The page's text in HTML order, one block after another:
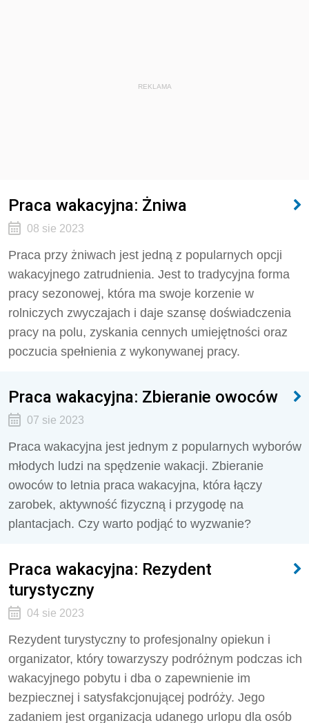
REKLAMA
Praca wakacyjna: Żniwa
08 sie 2023
Praca przy żniwach jest jedną z popularnych opcji
wakacyjnego zatrudnienia. Jest to tradycyjna forma
pracy sezonowej, która ma swoje korzenie w
rolniczych zwyczajach i daje szansę doświadczenia
pracy na polu, zyskania cennych umiejętności oraz
poczucia spełnienia z wykonywanej pracy.
Praca wakacyjna: Zbieranie owoców
07 sie 2023
Praca wakacyjna jest jednym z popularnych wyborów
młodych ludzi na spędzenie wakacji. Zbieranie
owoców to letnia praca wakacyjna, która łączy
zarobek, aktywność fizyczną i przygodę na
plantacjach. Czy warto podjąć to wyzwanie?
Praca wakacyjna: Rezydent
turystyczny
04 sie 2023
Rezydent turystyczny to profesjonalny opiekun i
organizator, który towarzyszy podróżnym podczas ich
wakacyjnego pobytu i dba o zapewnienie im
bezpiecznej i satysfakcjonującej podróży. Jego
zadaniem jest organizacja udanego urlopu dla osób